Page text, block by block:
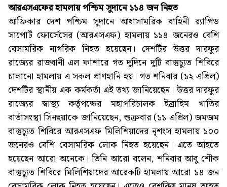
আরএসএফের হামলায় পশ্চিম সুদানে ১১৪ জন নিহত
আফ্রিকার দেশ পশ্চিম সুদানে আধাসামরিক বাহিনী র‌্যাপিড
সাপোর্ট ফোর্সেসের (আরএসএফ) হামলায় ১১৪ জনেরও বেশি
বেসামরিক নাগরিক নিহত হয়েছেন। দেশটির উত্তর দারফুর
রাজ্যের রাজধানী এল ফাশারে গত দুদিনে দুটি বাস্তুচ্যুত শিবিরে
চালানো হামলায় এ সকল প্রাণহানি হয়। গত শনিবার (১২ এপ্রিল)
দেশটির স্থানীয় এক কর্মকর্তা এই তথ্য জানিয়েছেন। উত্তর দারফুর
রাজ্যের স্বাস্থ্য কর্তৃপক্ষের মহাপরিচালক ইব্রাহিম খাতির
বার্তাসংস্থা সিনহুয়াকে জানিয়েছেন, শুক্রবার (১১ এপ্রিল) জমজম
বাস্তুচ্যুত শিবিরে আরএসএফ মিলিশিয়াদের নৃশংস হামলায় ১০০
জনেরও বেশি বেসামরিক লোক নিহত হয়েছেন। এতে আহতে
হয়েছেন আরো অনেকে। তিনি আরো বলেন, শনিবার আবু শৌক
বাস্তুচ্যুত শিবিরে মিলিশিয়াদের আরেকটি হামলায় আরো ১৪ জন